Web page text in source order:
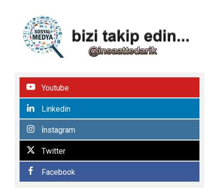
Youtube
Linkedin
İnstagram
Twitter
Facebook